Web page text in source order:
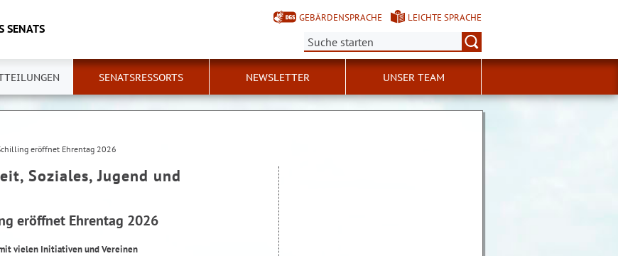
SENATS
GEBÄRDENSPRACHE
LEICHTE SPRACHE
Suche:
SENATSRESSORTS NEWSLETTER UNSER TEAM
eröffnet Ehrentag 2026
Soziales, Jugend und
eröffnet Ehrentag 2026
vielen Initiativen und Vereinen